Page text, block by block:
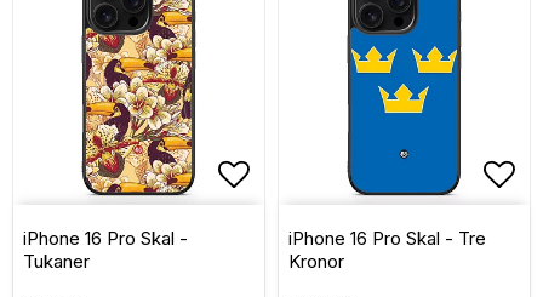
Lägg till i favoritlistan
iPhone 16 Pro Skal -
Tukaner
iPhone 16 Pro Skal - Tre
Kronor